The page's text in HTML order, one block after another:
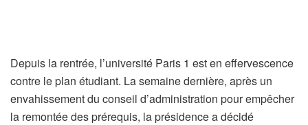
Depuis la rentrée, l’université Paris 1 est en effervescence
contre le plan étudiant. La semaine dernière, après un
envahissement du conseil d’administration pour empêcher
la remontée des prérequis, la présidence a décidé